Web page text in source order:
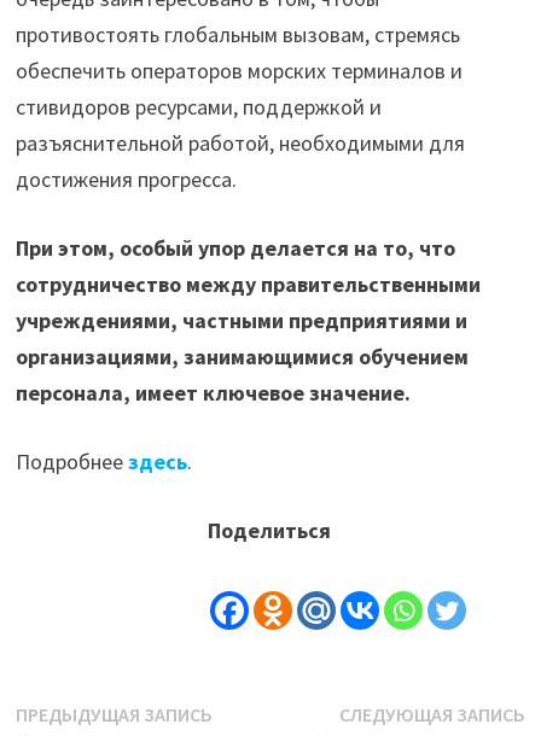
противостоять глобальным вызовам, стремясь
обеспечить операторов морских терминалов и
стивидоров ресурсами, поддержкой и
разъяснительной работой, необходимыми для
достижения прогресса.
При этом, особый упор делается на то, что
сотрудничество между правительственными
учреждениями, частными предприятиями и
организациями, занимающимися обучением
персонала, имеет ключевое значение.
Подробнеездесь.
Поделиться
Навигация
ПРЕДЫДУЩАЯ ЗАПИСЬПредыдущая
СЛЕДУЮЩАЯ ЗАПИСЬ